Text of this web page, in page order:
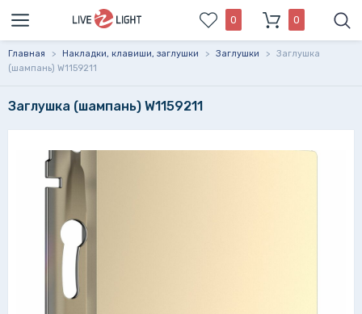
0 0
Главная > Накладки, клавиши, заглушки > Заглушки >
Заглушка
(шампань) W1159211
Заглушка (шампань) W1159211